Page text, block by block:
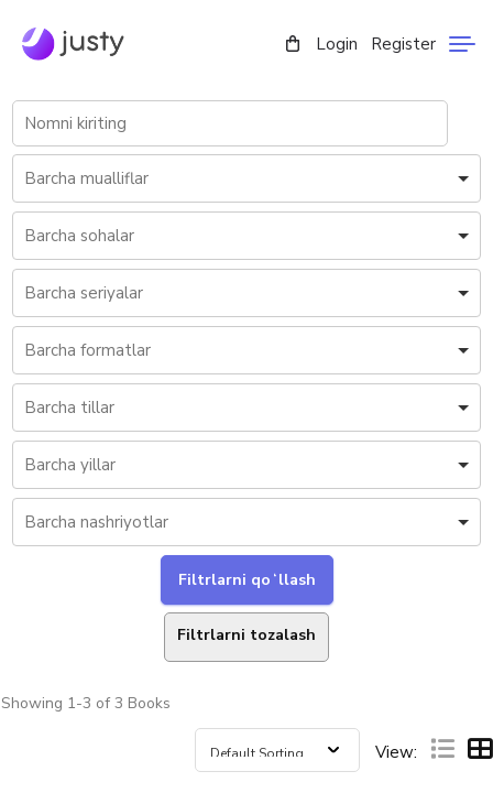
Login Register
Filtrlarni tozalash
Showing 1-3 of 3 Books
View: